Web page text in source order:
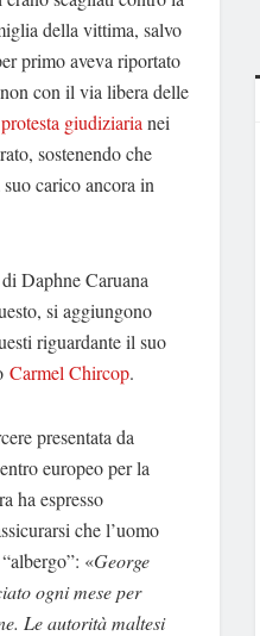
della vittima, salvo
primo aveva riportato
con il via libera delle
protesta giudiziaria nei
sostenendo che
carico ancora in
Daphne Caruana
si aggiungono
riguardante il suo
Carmel Chircop.
presentata da
europeo per la
ha espresso
che l’uomo
«George
ogni mese per
Le autorità maltesi